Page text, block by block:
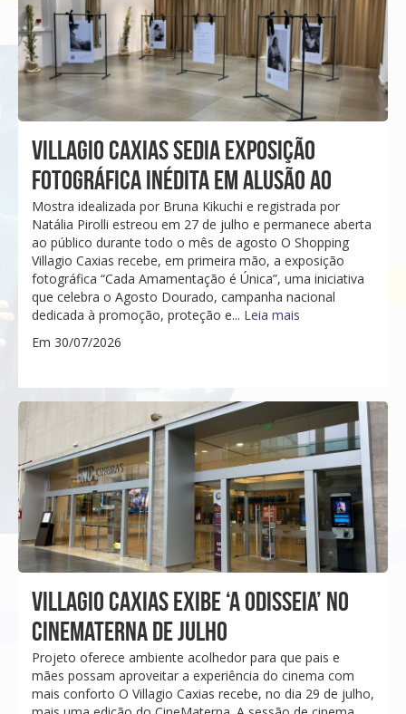
VILLAGIO CAXIAS SEDIA EXPOSIÇÃO
FOTOGRÁFICA INÉDITA EM ALUSÃO AO
Mostra idealizada por Bruna Kikuchi e registrada por
Natália Pirolli estreou em 27 de julho e permanece aberta
ao público durante todo o mês de agosto O Shopping
Villagio Caxias recebe, em primeira mão, a exposição
fotográfica “Cada Amamentação é Única”, uma iniciativa
que celebra o Agosto Dourado, campanha nacional
dedicada à promoção, proteção e... Leia mais
Em 30/07/2026
VILLAGIO CAXIAS EXIBE ‘A ODISSEIA’ NO
CINEMATERNA DE JULHO
Projeto oferece ambiente acolhedor para que pais e
mães possam aproveitar a experiência do cinema com
mais conforto O Villagio Caxias recebe, no dia 29 de julho,